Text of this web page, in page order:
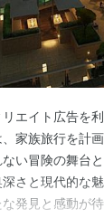
エイト広告を
家族旅行を計
い冒険の舞台
さと現代的な
発見と感動が